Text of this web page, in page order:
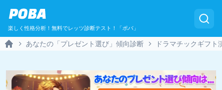
POBA
楽しく性格分析！無料でレッツ診断テスト！「ポバ」
あなたの「プレゼント選び」傾向診断 ドラマチックギフト